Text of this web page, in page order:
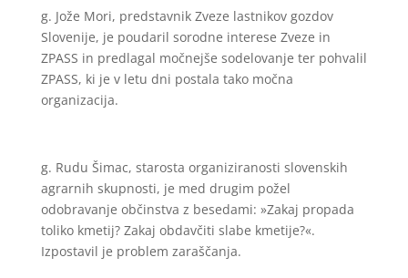
g. Jože Mori, predstavnik Zveze lastnikov gozdov
Slovenije, je poudaril sorodne interese Zveze in
ZPASS in predlagal močnejše sodelovanje ter pohvalil
ZPASS, ki je v letu dni postala tako močna
organizacija.
g. Rudu Šimac, starosta organiziranosti slovenskih
agrarnih skupnosti, je med drugim požel
odobravanje občinstva z besedami: »Zakaj propada
toliko kmetij? Zakaj obdavčiti slabe kmetije?«.
Izpostavil je problem zaraščanja.